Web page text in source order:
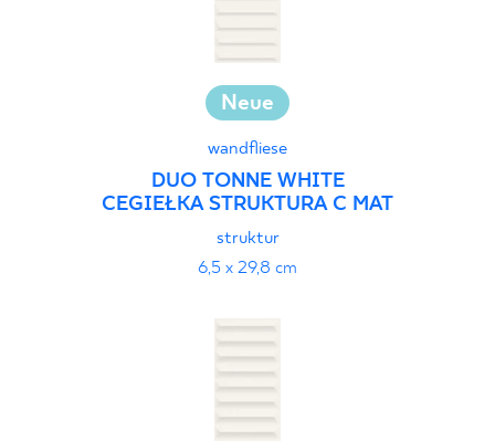
Neue
wandfliese
DUO TONNE WHITE
CEGIEŁKA STRUKTURA C MAT
struktur
6,5 x 29,8 cm